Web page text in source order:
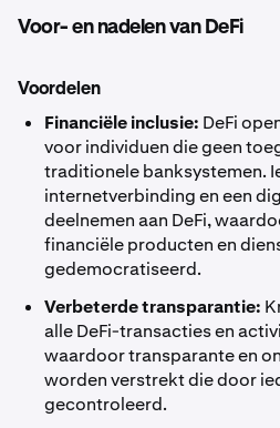
Voor- en nadelen van DeFi
Voordelen
Financiële inclusie: DeFi
voor individuen die geen
traditionele banksystemen.
internetverbinding en een
deelnemen aan DeFi,
financiële producten en
gedemocratiseerd.
Verbeterde transparantie:
alle DeFi-transacties en
waardoor transparante en
worden verstrekt die door
gecontroleerd.